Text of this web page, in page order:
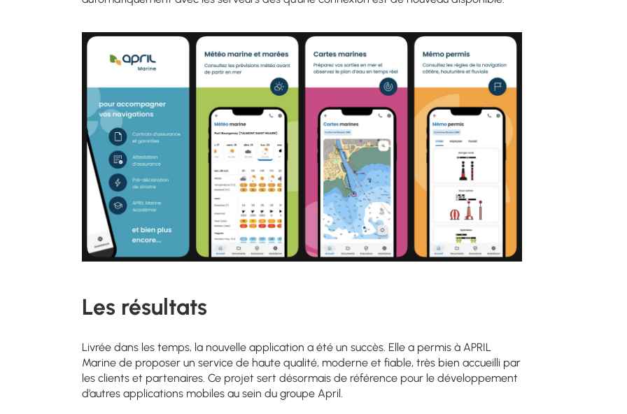
Les résultats
Livrée dans les temps, la nouvelle application a été un succès. Elle a permis à APRIL
Marine de proposer un service de haute qualité, moderne et fiable, très bien accueilli par
les clients et partenaires. Ce projet sert désormais de référence pour le développement
d’autres applications mobiles au sein du groupe April.